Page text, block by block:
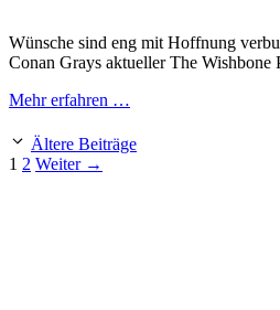
Wünsche sind eng mit Hoffnung
Conan Grays aktueller The
Mehr erfahren …
Ältere Beiträge
Seite
1 Seite
2 Weiter →